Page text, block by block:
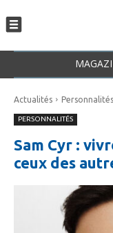
Actualités Personnalités
PERSONNALITÉS
Sam Cyr :
ceux des